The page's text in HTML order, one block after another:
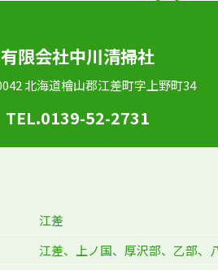
有限会社中川清掃社
北海道檜山郡江差町字上野町34
TEL.0139-52-2731
江差
江差、上ノ国、厚沢部、乙部、